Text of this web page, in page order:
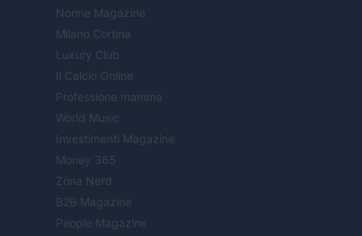
Nonne Magazine
Milano Cortina
Luxury Club
Il Calcio Online
Professione mamma
World Music
Investimenti Magazine
Money 365
Zona Nerd
B2B Magazine
People Magazine